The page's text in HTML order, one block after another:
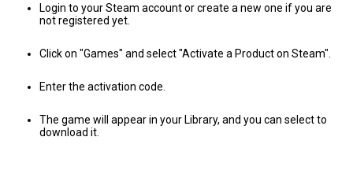
Login to your Steam account or create a new one if you are
not registered yet.
Click on "Games" and select "Activate a Product on Steam".
Enter the activation code.
The game will appear in your Library, and you can select to
download it.